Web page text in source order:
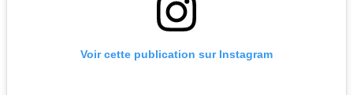
Voir cette publication sur Instagram